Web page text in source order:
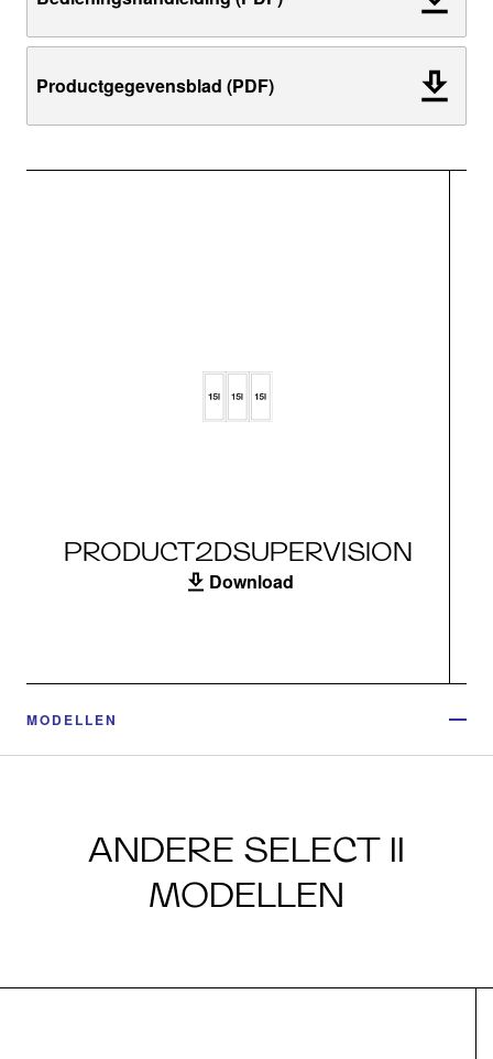
Productgegevensblad (PDF)
PRODUCT2DSUPERVISION
Download
MODELLEN
ANDERE SELECT II
MODELLEN